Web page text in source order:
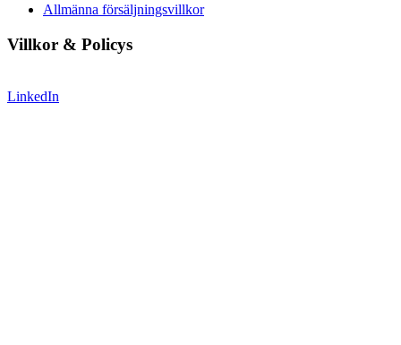
Allmänna försäljningsvillkor
Villkor & Policys
LinkedIn